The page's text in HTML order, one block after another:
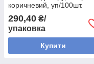
коричневий, уп/100шт.
290,40 ₴/
упаковка
Купити